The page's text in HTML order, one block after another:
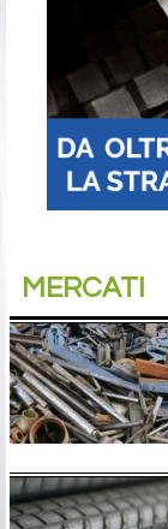
MERCATI